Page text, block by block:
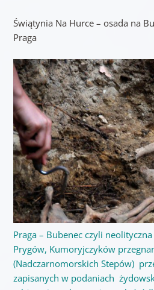
Świątynia Na Hurce – osada na
Praga
Praga – Bubenec czyli
Prygów, Kumoryjczyków
(Nadczarnomorskich Stepów)
zapisanych w podaniach